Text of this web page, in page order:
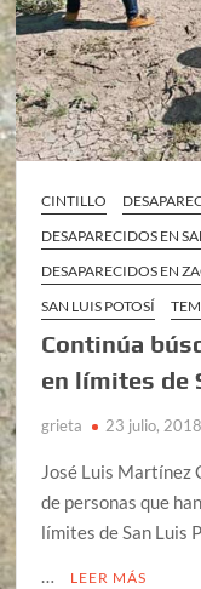
CINTILLO
DESAPARECIDOS EN
DESAPARECIDOS EN
SAN LUIS POTOSÍ
Continúa
en límites de
grieta 23 julio, 2018
José Luis Martínez
de personas que
límites de San Luis
…
LEER MÁS